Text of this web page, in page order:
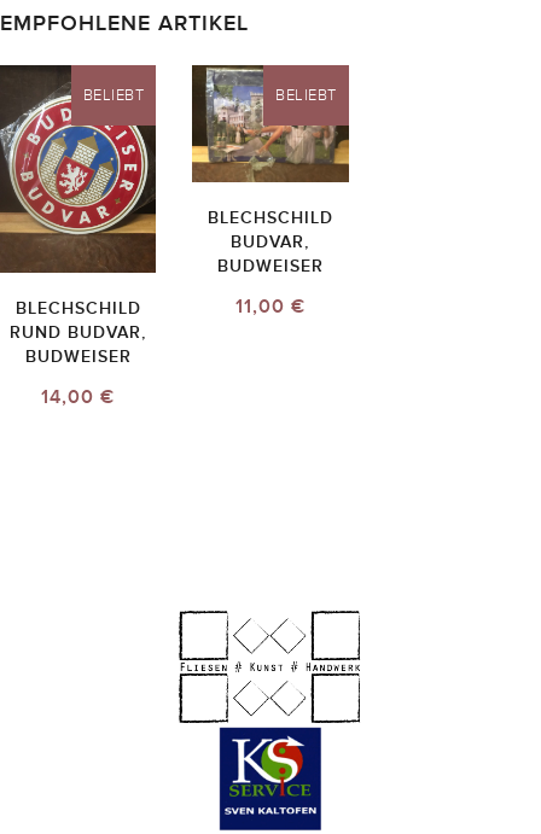
EMPFOHLENE ARTIKEL
BELIEBT
BLECHSCHILD
RUND BUDVAR,
BUDWEISER
14,00 €
BELIEBT
BLECHSCHILD
BUDVAR,
BUDWEISER
11,00 €